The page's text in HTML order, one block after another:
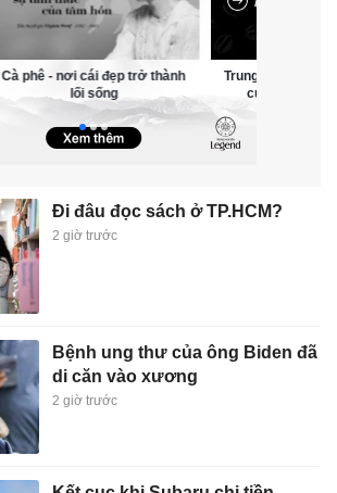
Trung Nguyên Legend - cà phê
của ngoại giao văn hóa
‘Hiểu hết về tiền’:
tiền vận hành
Đi đâu đọc sách ở TP.HCM?
2 giờ trước
Bệnh ung thư của ông Biden đã
di căn vào xương
2 giờ trước